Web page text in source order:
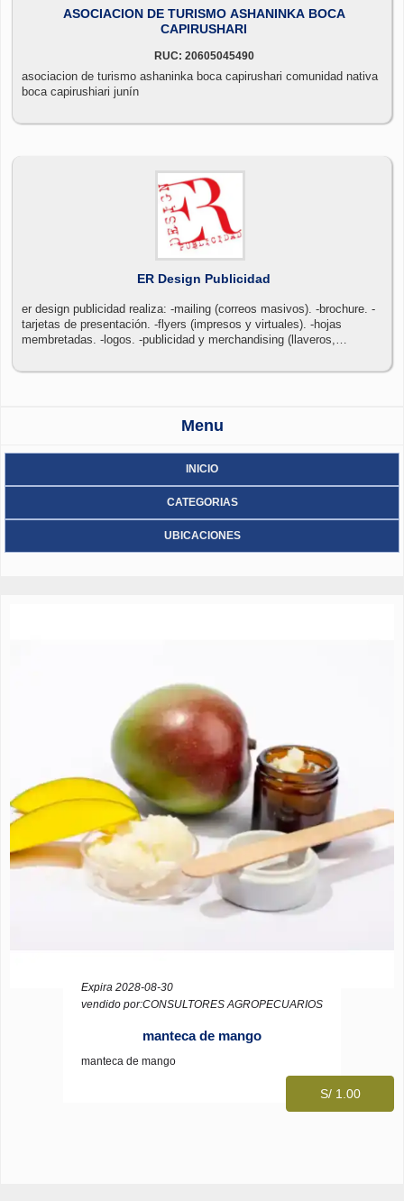
ASOCIACION DE TURISMO ASHANINKA BOCA
CAPIRUSHARI
RUC: 20605045490
asociacion de turismo ashaninka boca capirushari comunidad nativa
boca capirushiari junín
ER Design Publicidad
er design publicidad realiza: -mailing (correos masivos). -brochure. -
tarjetas de presentación. -flyers (impresos y virtuales). -hojas
membretadas. -logos. -publicidad y merchandising (llaveros,
pestañas dinámicas en facebook. -web y más
Menu
INICIO
CATEGORIAS
UBICACIONES
Expira 2028-08-30
vendido por:CONSULTORES AGROPECUARIOS
manteca de mango
manteca de mango
S/ 1.00